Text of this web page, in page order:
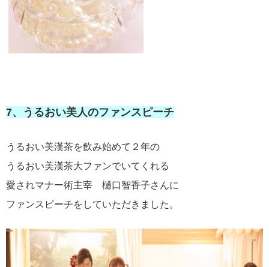
7、うるおい美人のファンスピーチ
うるおい美漢茶を飲み始めて２年の
うるおい美漢茶大ファンでいてくれる
愛されマナー術主宰 樋口智香子さんに
ファンスピーチをしていただきました。